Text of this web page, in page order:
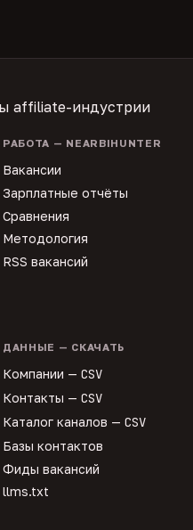
affiliate-индустрии
РАБОТА — NEARBIHUNTER
Вакансии
Зарплатные отчёты
Сравнения
Методология
RSS вакансий
ДАННЫЕ — СКАЧАТЬ
Компании — CSV
Контакты — CSV
Каталог каналов — CSV
Базы контактов
Фиды вакансий
llms.txt